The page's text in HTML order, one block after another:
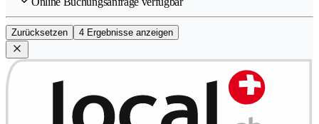
Zurücksetzen 4 Ergebnisse anzeigen